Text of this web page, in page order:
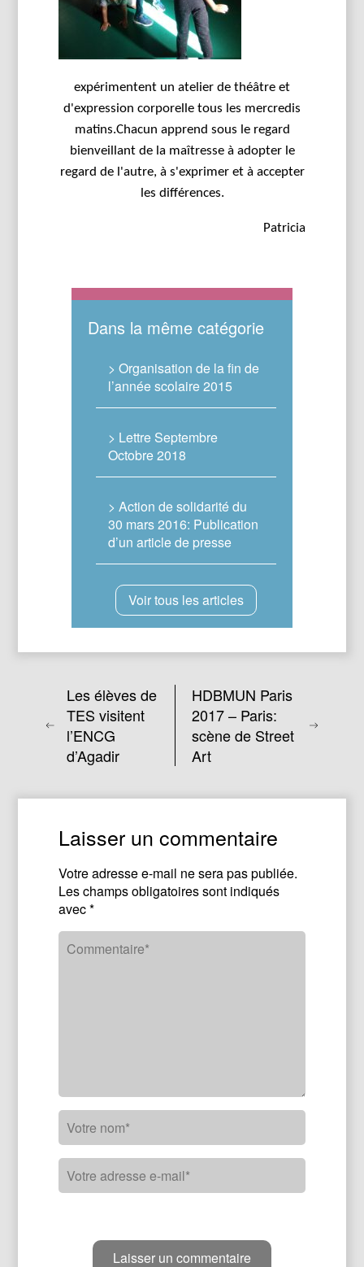
expérimentent un atelier de théâtre et
d'expression corporelle tous les mercredis
matins.Chacun apprend sous le regard
bienveillant de la maîtresse à adopter le
regard de l'autre, à s'exprimer et à accepter
les différences.
Patricia
Dans la même catégorie
> Organisation de la fin de
l’année scolaire 2015
> Lettre Septembre
Octobre 2018
> Action de solidarité du
30 mars 2016: Publication
d’un article de presse
Voir tous les articles
Les élèves de
TES visitent
l’ENCG
d’Agadir
HDBMUN Paris
2017 – Paris:
scène de Street
Art
Laisser un commentaire
Votre adresse e-mail ne sera pas publiée.
Les champs obligatoires sont indiqués
avec*